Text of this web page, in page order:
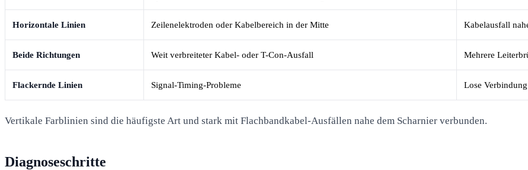
Horizontale Linien Zeilenelektroden oder Kabelbereich in der Mitte Kabelausfall
Beide Richtungen Weit verbreiteter Kabel- oder T-Con-Ausfall Mehrere
Flackernde Linien Signal-Timing-Probleme Lose
Vertikale Farblinien sind die häufigste Art und stark mit Flachbandkabel-Ausfällen nahe dem Scharnier verbunden.
Diagnoseschritte